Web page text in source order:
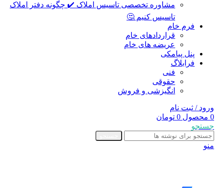
مشاوره تخصصی تاسیس املاک ✔️ چگونه دفتر املاک
تاسیس کنیم 🤔
فرم خام
قراردادهای خام
عریضه های خام
پنل پیامکی
فرابلاگ
فنی
حقوقی
انگیزشی و فروش
ورود / ثبت نام
0 محصول 0 تومان
جستجو
منو